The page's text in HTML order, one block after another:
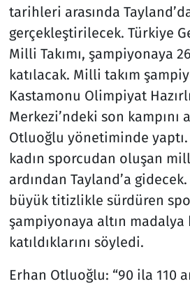
tarihleri arasında
gerçekleştirilecek. Türkiye
Milli Takımı, şampiyonaya
katılacak. Milli takım
Kastamonu Olimpiyat
Merkezi’ndeki son kampını
Otluoğlu yönetiminde yaptı.
kadın sporcudan oluşan
ardından Tayland’a gidecek.
büyük titizlikle sürdüren
şampiyonaya altın
katıldıklarını söyledi.
Erhan Otluoğlu: “90 ila 110
Televizyon